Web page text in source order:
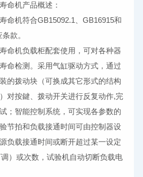
命机产品概述：
命机符合GB15092.1、GB16915和
款。
命机负载柜配套使用，可对各种器
命检测。采用气缸驱动方式，通过
的拨动块（可换成其它形式的结构
对按鍵、拨动开关进行反复动作,完
；智能控制系统，可实现各参数的
节拍和负载接通时间可由控制器设
负载接通时间或断开超过某一设定
）或次数，试验机自动切断负载电